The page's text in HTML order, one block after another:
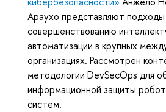
Араухо представляют подходы
совершенствованию
автоматизации в крупных
организациях. Рассмотрен
методологии DevSecOps для
информационной защиты
систем.